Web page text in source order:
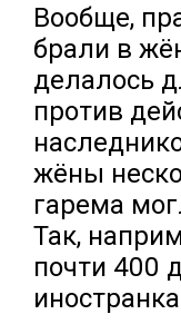
Вообще,
брали в
делалось
против
жёны
гарема
Так,
почти 400